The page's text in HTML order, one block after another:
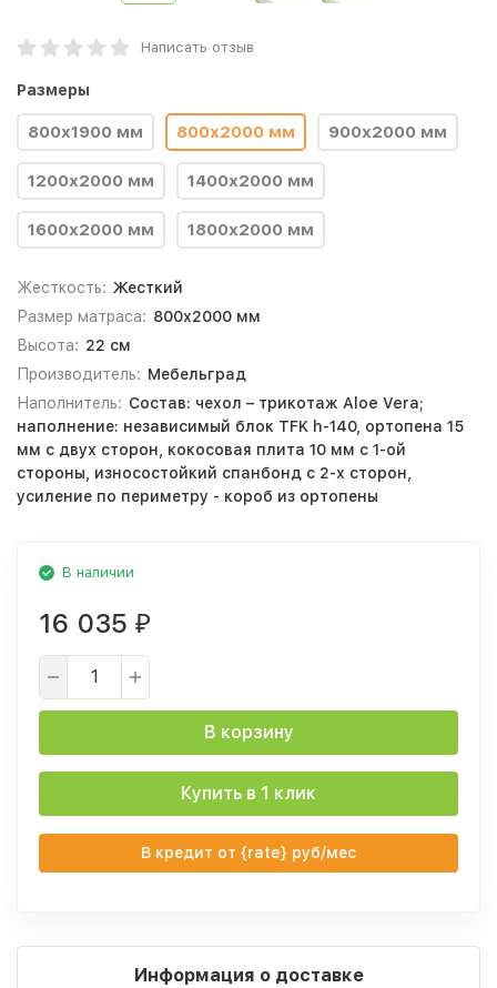
Написать отзыв
Размеры
800х1900 мм 800х2000 мм 900х2000 мм
1200х2000 мм 1400х2000 мм
1600х2000 мм 1800х2000 мм
Жесткость: Жесткий
Размер матраса: 800х2000 мм
Высота: 22 см
Производитель: Мебельград
Наполнитель: Состав: чехол – трикотаж Aloe Vera;
наполнение: независимый блок TFK h-140, ортопена 15
мм с двух сторон, кокосовая плита 10 мм с 1-ой
стороны, износостойкий спанбонд с 2-х сторон,
усиление по периметру - короб из ортопены
В наличии
16 035 ₽
В корзину
Купить в 1 клик
В кредит от {rate} руб/мес
Информация о доставке